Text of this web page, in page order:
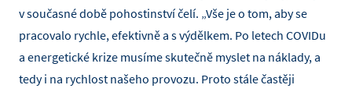
v současné době pohostinství čelí. „Vše je o tom, aby se
pracovalo rychle, efektivně a s výdělkem. Po letech COVIDu
a energetické krize musíme skutečně myslet na náklady, a
tedy i na rychlost našeho provozu. Proto stále častěji